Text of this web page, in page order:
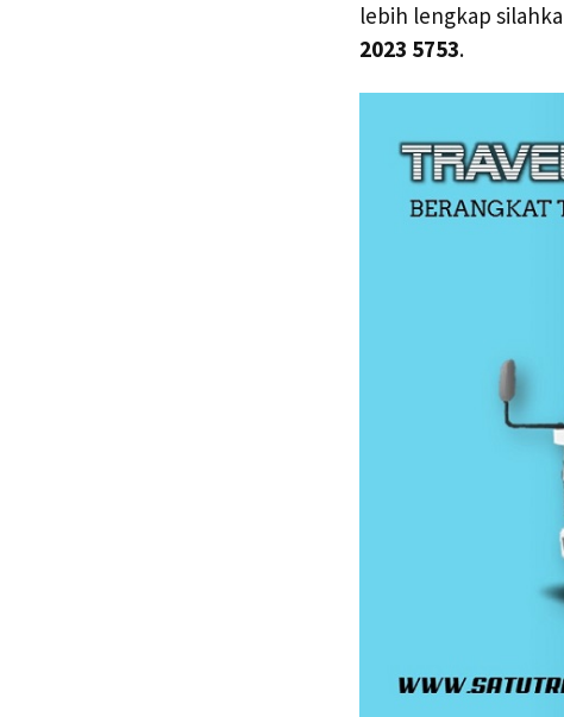
lebih lengkap
2023 5753.